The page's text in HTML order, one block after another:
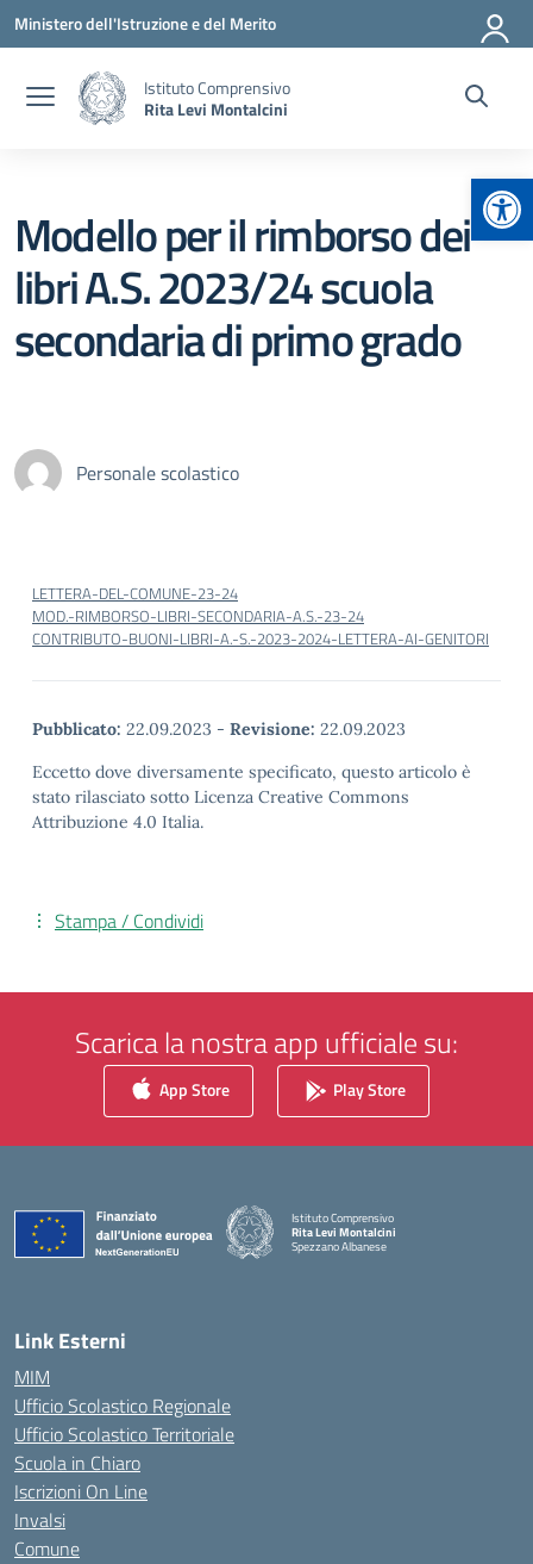
Vai ai contenuti
Vai al menu di navigazione
Vai al footer
Ministero dell'Istruzione e del Merito
Istituto Comprensivo
Rita Levi Montalcini
Modello per il rimborso dei
libri A.S. 2023/24 scuola
secondaria di primo grado
Personale scolastico
LETTERA-DEL-COMUNE-23-24
MOD.-RIMBORSO-LIBRI-SECONDARIA-A.S.-23-24
CONTRIBUTO-BUONI-LIBRI-A.-S.-2023-2024-LETTERA-AI-GENITORI
Pubblicato: 22.09.2023 - Revisione: 22.09.2023
Eccetto dove diversamente specificato, questo articolo è
stato rilasciato sotto Licenza Creative Commons
Attribuzione 4.0 Italia.
Stampa / Condividi
Scarica la nostra app ufficiale su:
App Store Play Store
Istituto Comprensivo
Rita Levi Montalcini
Spezzano Albanese
— Visita la pagina iniziale della scuola
Link Esterni
MIM
Ufficio Scolastico Regionale
Ufficio Scolastico Territoriale
Scuola in Chiaro
Iscrizioni On Line
Invalsi
Comune